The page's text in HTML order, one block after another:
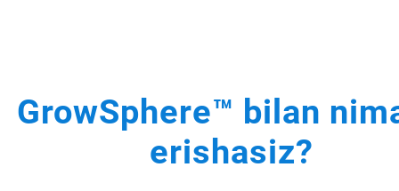
GrowSphere™ bilan
erishasiz?